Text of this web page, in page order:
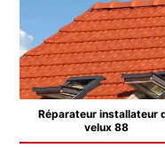
Réparateur installateur
velux 88